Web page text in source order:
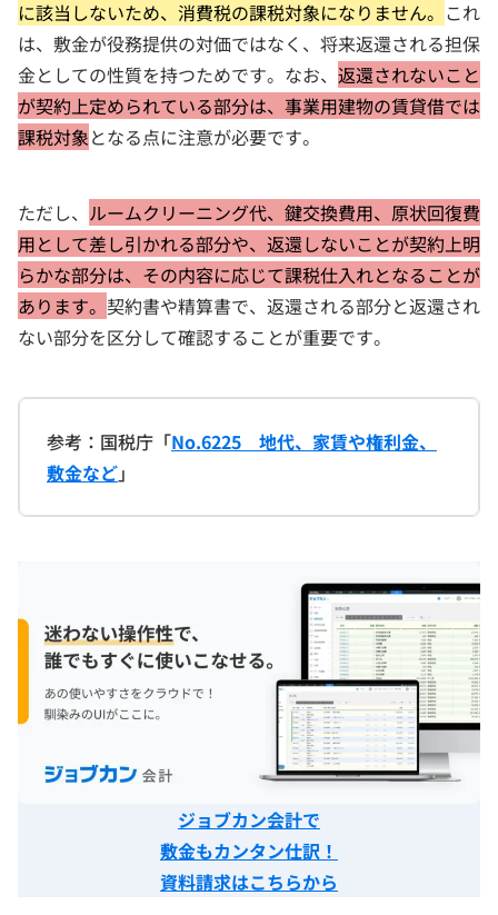
に該当しないため、消費税の課税対象になりません。 これ
は、敷金が役務提供の対価ではなく、将来返還される担保
金としての性質を持つためです。なお、 返還されないこと
が契約上定められている部分は、事業用建物の賃貸借では
課税対象となる点に注意が必要です。
ただし、 ルームクリーニング代、鍵交換費用、原状回復費
用として差し引かれる部分や、返還しないことが契約上明
らかな部分は、その内容に応じて課税仕入れとなることが
あります。 契約書や精算書で、返還される部分と返還され
ない部分を区分して確認することが重要です。
参考：国税庁「No.6225 地代、家賃や権利金、
敷金など」
ジョブカン会計で
敷金もカンタン仕訳！
資料請求はこちらから